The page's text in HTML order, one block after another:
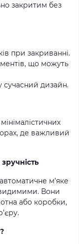
закритим без
при закриванні.
що можуть
сучасний дизайн.
де важливий
м’яке
Вони
або коробки,